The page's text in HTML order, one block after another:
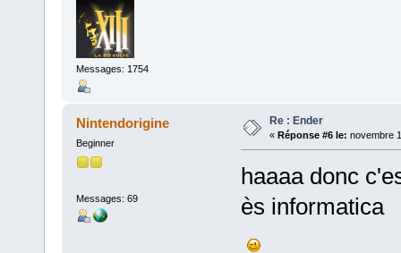
Messages: 1754
Nintendorigine
Beginner
Messages: 69
Re : Ender
« Réponse #6 le: novembre
haaaa donc
ès informatica